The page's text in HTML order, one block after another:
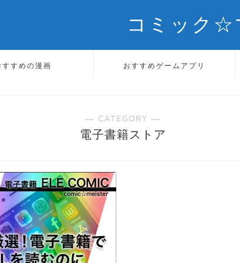
コミック☆
すすめの漫画 おすすめゲームアプリ
― CATEGORY ―
電子書籍ストア